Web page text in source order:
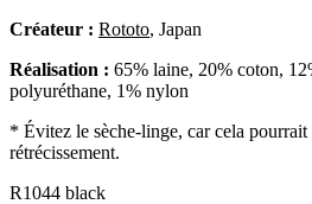
Créateur : Rototo, Japan
Réalisation : 65% laine, 20% coton,
polyuréthane, 1% nylon
* Évitez le sèche-linge, car cela
rétrécissement.
R1044 black